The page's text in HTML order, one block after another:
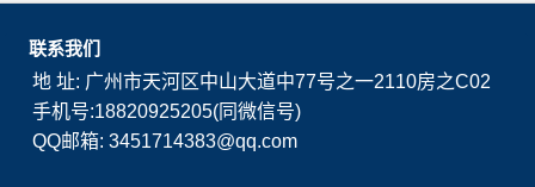
联系我们
地 址: 广州市天河区中山大道中77号之一2110房之C02
手机号:18820925205(同微信号)
QQ邮箱: 3451714383@qq.com